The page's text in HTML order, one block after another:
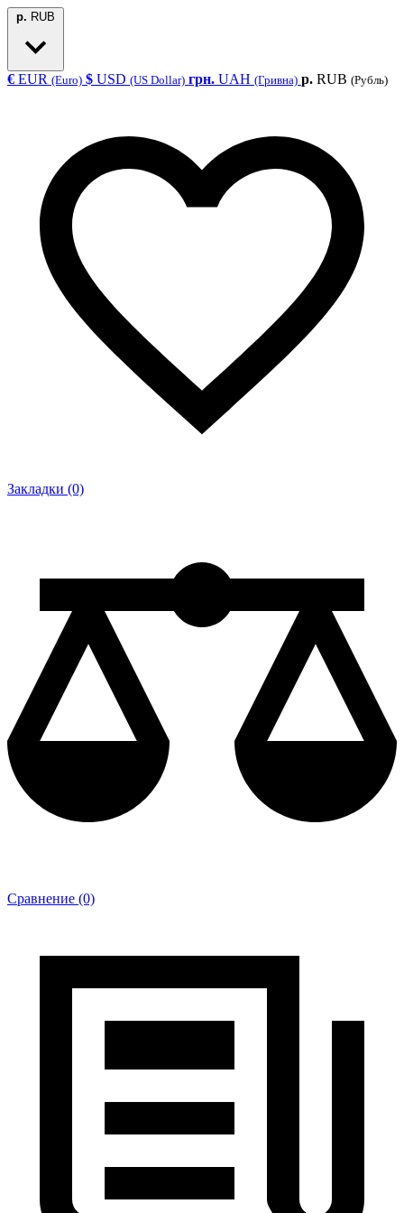
р. RUB
€ EUR (Euro) $ USD (US Dollar) грн. UAH (Гривна) р. RUB (Рубль)
Закладки (0)
Сравнение (0)